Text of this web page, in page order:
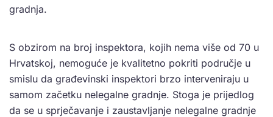
gradnja.
S obzirom na broj inspektora, kojih nema više od 70 u
Hrvatskoj, nemoguće je kvalitetno pokriti područje u
smislu da građevinski inspektori brzo interveniraju u
samom začetku nelegalne gradnje. Stoga je prijedlog
da se u sprječavanje i zaustavljanje nelegalne gradnje